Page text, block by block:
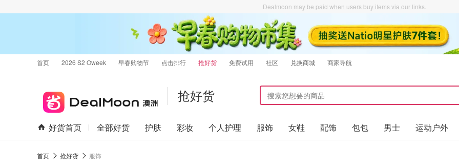
Dealmoon may be paid when users buy items via our links.
首页 2026 S2 Oweek 早春购物节 点击排行 抢好货 免费试用 社区 兑换商城 商家导航
抢好货
好货首页 全部好货 护肤 彩妆 个人护理 服饰 女鞋 配饰 包包 男士 运动户外
首页 抢好货 服饰